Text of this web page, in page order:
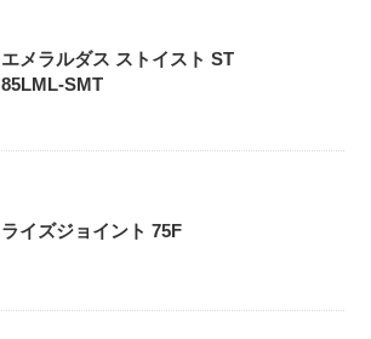
エメラルダス ストイスト ST
85LML-SMT
ライズジョイント 75F